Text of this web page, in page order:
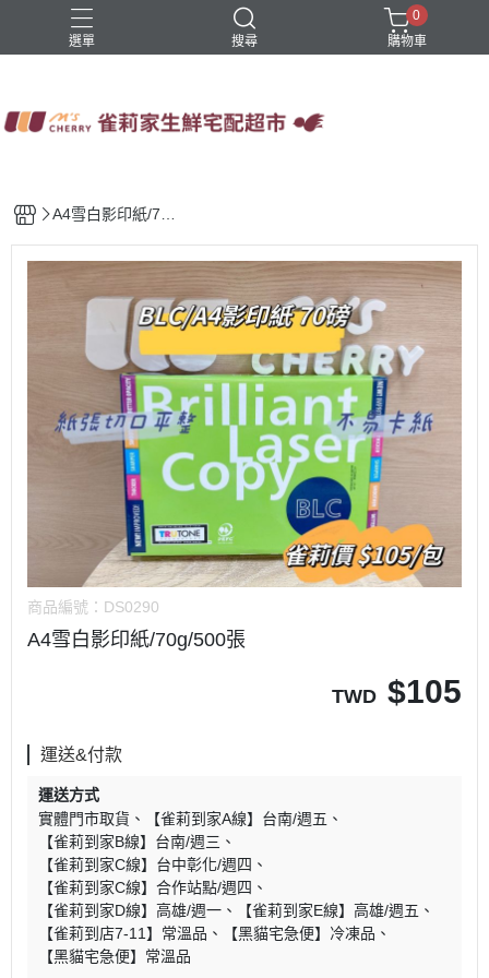
選單 搜尋
0
購物車
A4雪白影印紙/70g/
商品編號： DS0290
A4雪白影印紙/70g/500張
TWD $105
運送&付款
運送方式
實體門市取貨
【雀莉到家A線】台南/週五
【雀莉到家B線】台南/週三
【雀莉到家C線】台中彰化/週四
【雀莉到家C線】合作站點/週四
【雀莉到家D線】高雄/週一
【雀莉到家E線】高雄/週五
【雀莉到店7-11】常溫品
【黑貓宅急便】冷凍品
【黑貓宅急便】常溫品